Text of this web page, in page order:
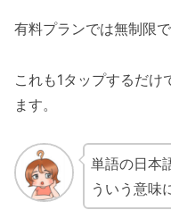
有料プランでは無制限で
これも1タップするだ
ます。
単語の日本
ういう意味